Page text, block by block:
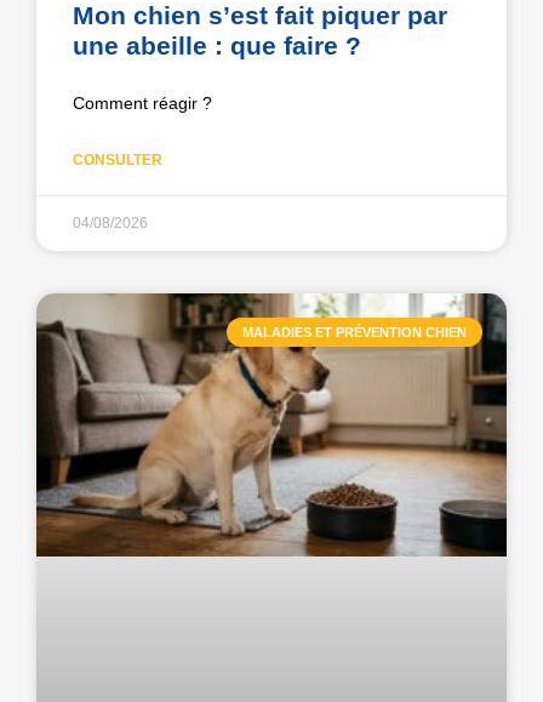
Mon chien s’est fait piquer par
une abeille : que faire ?
Comment réagir ?
CONSULTER
04/08/2026
MALADIES ET PRÉVENTION CHIEN